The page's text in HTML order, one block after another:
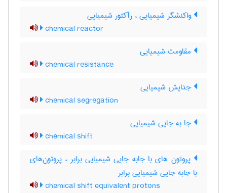
واکنشگر شیمیایی ، رآکتور شیمیایی
chemical reactor
مقاومت شیمیایی
chemical resistance
جدایش شیمیایی
chemical segregation
جا به جایی شیمیایی
chemical shift
پروتون های با جابه جایی شیمیایی برابر ، پروتون‌های
با جابه جایی شیمیایی برابر
chemical shift equivalent protons